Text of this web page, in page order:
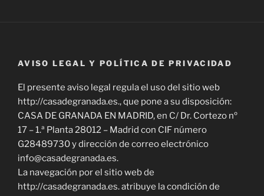
AVISO LEGAL Y POLÍTICA DE PRIVACIDAD
El presente aviso legal regula el uso del sitio web
http://casadegranada.es., que pone a su disposición:
CASA DE GRANADA EN MADRID, en C/ Dr. Cortezo nº
17 – 1.ª Planta 28012 – Madrid con CIF número
G28489730 y dirección de correo electrónico
info@casadegranada.es.
La navegación por el sitio web de
http://casadegranada.es. atribuye la condición de